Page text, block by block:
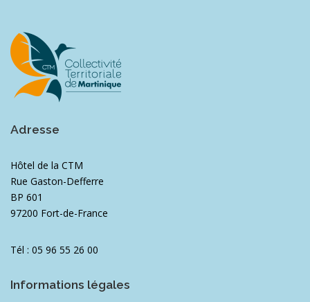
Adresse
Hôtel de la CTM
Rue Gaston-Defferre
BP 601
97200 Fort-de-France
Tél : 05 96 55 26 00
Informations légales